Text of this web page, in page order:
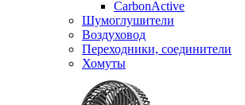
CarbonActive
Шумоглушители
Воздуховод
Переходники, соединители
Хомуты